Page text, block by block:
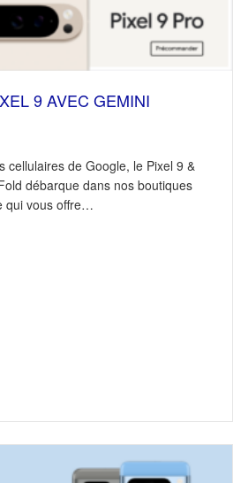
9 AVEC GEMINI
cellulaires de Google, le Pixel 9 &
débarque dans nos boutiques
qui vous offre…
le Pixel 9 avec Gemini